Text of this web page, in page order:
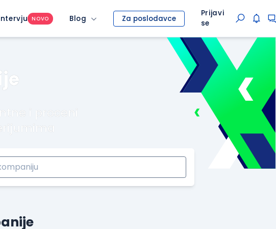
NOVO Blog Za poslodavce
Prijavi
se
i proceni